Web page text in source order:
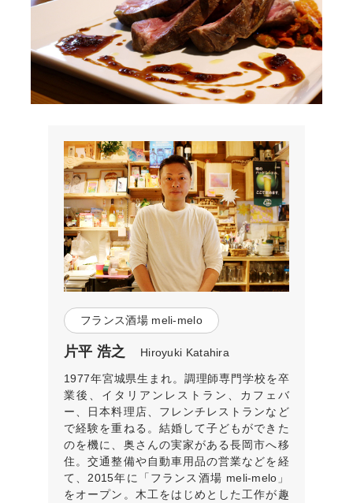
フランス酒場 meli-melo
片平 浩之 Hiroyuki Katahira
1977年宮城県生まれ。調理師専門学校を卒
業後、イタリアンレストラン、カフェバ
ー、日本料理店、フレンチレストランなど
で経験を重ねる。結婚して子どもができた
のを機に、奥さんの実家がある長岡市へ移
住。交通整備や自動車用品の営業などを経
て、2015年に「フランス酒場 meli-melo」
をオープン。木工をはじめとした工作が趣